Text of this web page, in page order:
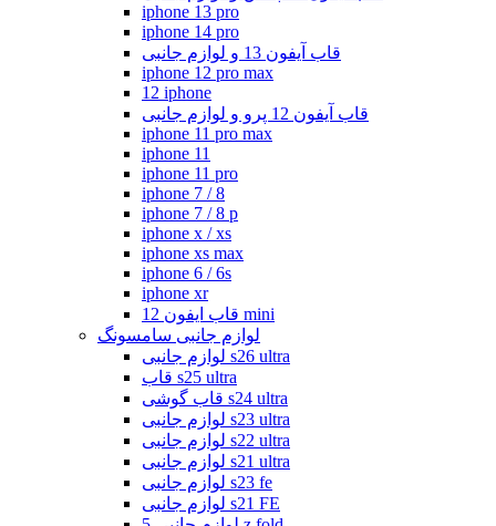
iphone 13 pro
iphone 14 pro
قاب آیفون 13 و لوازم جانبی
iphone 12 pro max
12 iphone
قاب آیفون 12 پرو و لوازم جانبی
iphone 11 pro max
iphone 11
iphone 11 pro
iphone 7 / 8
iphone 7 / 8 p
iphone x / xs
iphone xs max
iphone 6 / 6s
iphone xr
قاب ایفون 12 mini
لوازم جانبی سامسونگ
لوازم جانبی s26 ultra
قاب s25 ultra
قاب گوشی s24 ultra
لوازم جانبی s23 ultra
لوازم جانبی s22 ultra
لوازم جانبی s21 ultra
لوازم جانبی s23 fe
لوازم جانبی s21 FE